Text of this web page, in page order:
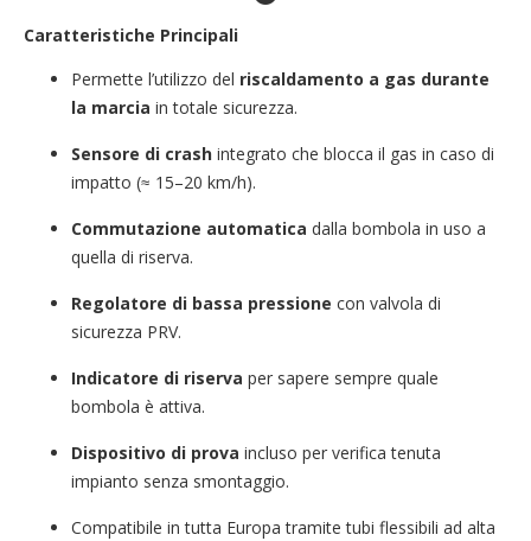
Caratteristiche Principali
Permette l’utilizzo del riscaldamento a gas durante
la marcia in totale sicurezza.
Sensore di crash integrato che blocca il gas in caso di
impatto (≈ 15–20 km/h).
Commutazione automatica dalla bombola in uso a
quella di riserva.
Regolatore di bassa pressione con valvola di
sicurezza PRV.
Indicatore di riserva per sapere sempre quale
bombola è attiva.
Dispositivo di prova incluso per verifica tenuta
impianto senza smontaggio.
Compatibile in tutta Europa tramite tubi flessibili ad alta